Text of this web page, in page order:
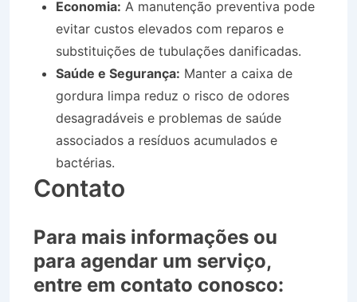
Economia: A manutenção preventiva pode
evitar custos elevados com reparos e
substituições de tubulações danificadas.
Saúde e Segurança: Manter a caixa de
gordura limpa reduz o risco de odores
desagradáveis e problemas de saúde
associados a resíduos acumulados e
bactérias.
Contato
Para mais informações ou
para agendar um serviço,
entre em contato conosco: